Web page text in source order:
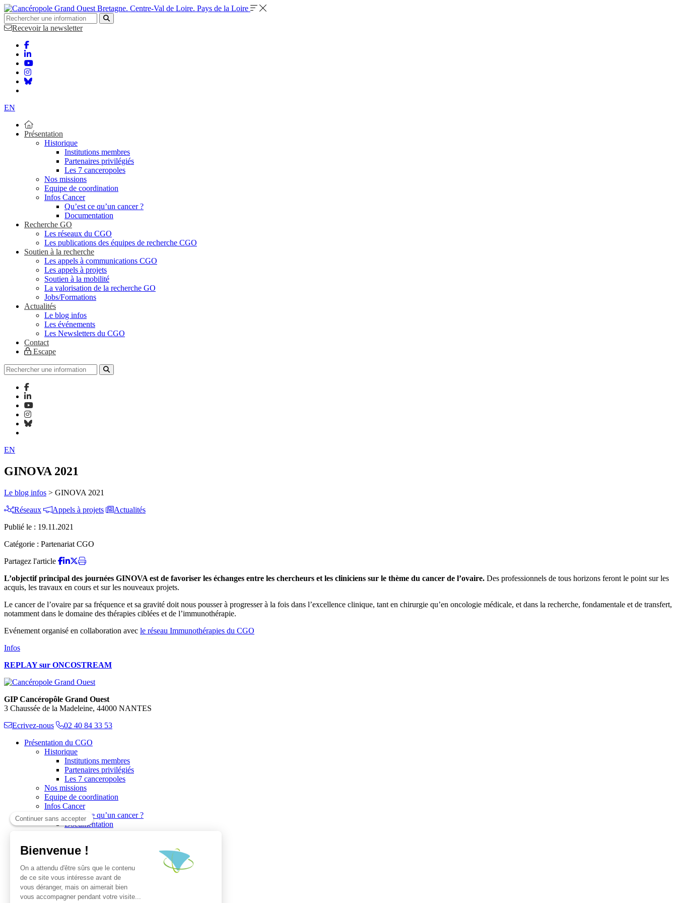
Bretagne. Centre-Val de Loire. Pays de la Loire
Recevoir la newsletter
EN
Présentation
Historique
Institutions membres
Partenaires privilégiés
Les 7 canceropoles
Nos missions
Equipe de coordination
Infos Cancer
Qu’est ce qu’un cancer ?
Documentation
Recherche GO
Les réseaux du CGO
Les publications des équipes de recherche CGO
Soutien à la recherche
Les appels à communications CGO
Les appels à projets
Soutien à la mobilité
La valorisation de la recherche GO
Jobs/Formations
Actualités
Le blog infos
Les événements
Les Newsletters du CGO
Contact
Escape
EN
GINOVA 2021
Le blog infos > GINOVA 2021
Réseaux
Appels à projets
Actualités
Publié le : 19.11.2021
Catégorie : Partenariat CGO
Partagez l'article
L’objectif principal des journées GINOVA est de favoriser les échanges entre les chercheurs et les cliniciens sur le thème du cancer de l’ovaire. Des professionnels de tous horizons feront le point sur les
acquis, les travaux en cours et sur les nouveaux projets.
Le cancer de l’ovaire par sa fréquence et sa gravité doit nous pousser à progresser à la fois dans l’excellence clinique, tant en chirurgie qu’en oncologie médicale, et dans la recherche, fondamentale et de transfert,
notamment dans le domaine des thérapies ciblées et de l’immunothérapie.
Evénement organisé en collaboration avec le réseau Immunothérapies du CGO
Infos
REPLAY sur ONCOSTREAM
GIP Cancéropôle Grand Ouest
3 Chaussée de la Madeleine, 44000 NANTES
Ecrivez-nous
02 40 84 33 53
Présentation du CGO
Historique
Institutions membres
Partenaires privilégiés
Les 7 canceropoles
Nos missions
Equipe de coordination
Infos Cancer
Qu’est ce qu’un cancer ?
Documentation
Les réseaux du CGO
Les Plates-Formes
Soutien à la recherche
Les appels à communications
Les appels à projets